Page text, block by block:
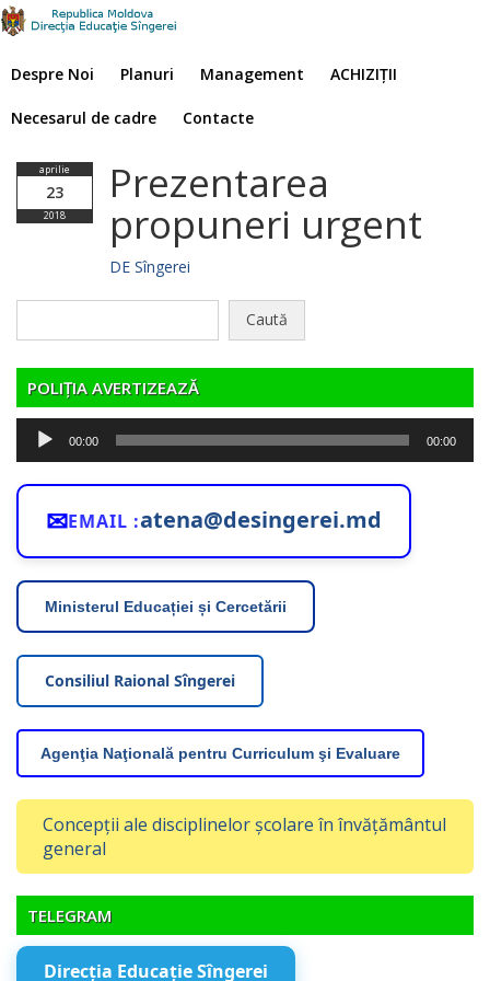
Despre Noi Planuri Management ACHIZIȚII
Necesarul de cadre Contacte
aprilie
23
2018
Prezentarea
propuneri urgent
DE Sîngerei
POLIȚIA AVERTIZEAZĂ
Player
audio
00:00 00:00
✉EMAIL :atena@desingerei.md
Ministerul Educației și Cercetării
Consiliul Raional Sîngerei
Agenţia Naţională pentru Curriculum şi Evaluare
Concepții ale disciplinelor școlare în învățământul
general
TELEGRAM
Direcția Educație Sîngerei